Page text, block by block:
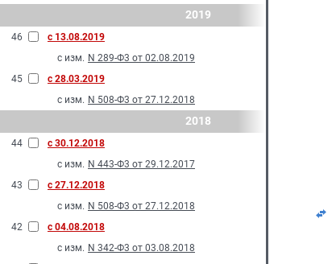
2019
46
с 13.08.2019
с изм. N 289-Ф3 от 02.08.2019
45
с 28.03.2019
с изм. N 508-Ф3 от 27.12.2018
2018
44
с 30.12.2018
с изм. N 443-Ф3 от 29.12.2017
43
с 27.12.2018
с изм. N 508-Ф3 от 27.12.2018
42
с 04.08.2018
с изм. N 342-Ф3 от 03.08.2018